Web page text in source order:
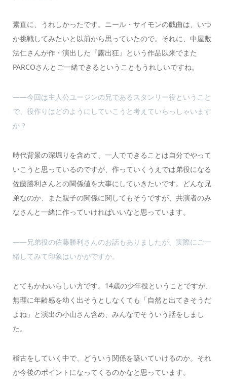
素直に、うれしかったです。ニール・サイモンの戯曲は、いつ
か挑戦してみたいと以前から思っていたので。それに、中屋敷
法仁さんが作・演出した『露出狂』という作品以来でまた
PARCOさんとご一緒できるということもうれしいですね。
――今回は主人公ユージンの兄であるスタンリー役ということ
で、役作りはどのようにしていこうと考えていらっしゃいます
か？
時代背景の深堀りを含めて、一人でできることは自分でやって
いこうと思っているのですが、作っていくうえでは弟役になる
佐藤勝利さんとの関係値を大事にしていきたいです。どんな兄
弟なのか、また親子の関係に関してもそうですが、共演者のみ
なさんと一緒に作っていければいいなと思っています。
――兄弟役の佐藤勝利さんのお話もありましたが、実際にご一
緒してみて印象はいかがですか。
とてもかわいらしい方です。14歳の少年役ということですが、
無理に年齢感を幼く出そうとしなくても「自然と出てきそうだ
よね」と演出の小山さん含め、みんなでそういう話をしまし
た。
稽古をしていく中で、どういう関係を築いていけるのか。それ
が今後のポイントになってくるのかなと思っています。